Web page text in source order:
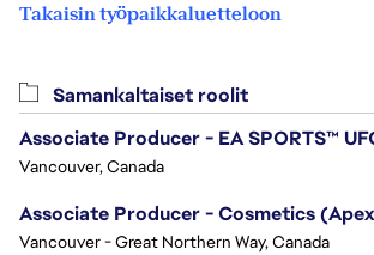
Takaisin työpaikkaluetteloon
Samankaltaiset roolit
Associate Producer - EA SPORTS™
Vancouver, Canada
Associate Producer - Cosmetics
Vancouver - Great Northern Way, Canada